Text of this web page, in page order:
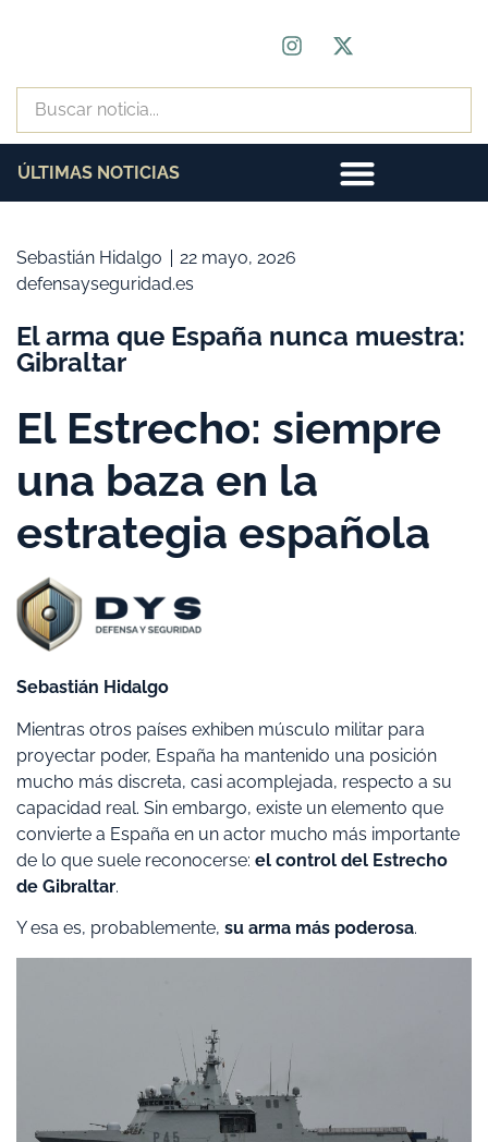
ÚLTIMAS NOTICIAS
Sebastián Hidalgo
22 mayo, 2026
defensayseguridad.es
El arma que España nunca muestra:
Gibraltar
El Estrecho: siempre
una baza en la
estrategia española
Sebastián Hidalgo
Mientras otros países exhiben músculo militar para
proyectar poder, España ha mantenido una posición
mucho más discreta, casi acomplejada, respecto a su
capacidad real. Sin embargo, existe un elemento que
convierte a España en un actor mucho más importante
de lo que suele reconocerse: el control del Estrecho
de Gibraltar.
Y esa es, probablemente, su arma más poderosa.